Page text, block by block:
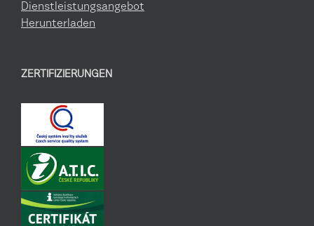
Dienstleistungsangebot
Herunterladen
ZERTIFIZIERUNGEN